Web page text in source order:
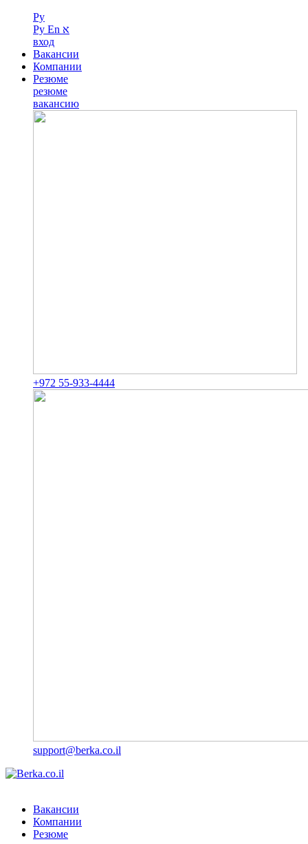
Ру
Ру En א
вход
Вакансии
Компании
Резюме
резюме
вакансию
+972 55-933-4444
support@berka.co.il
Вакансии
Компании
Резюме